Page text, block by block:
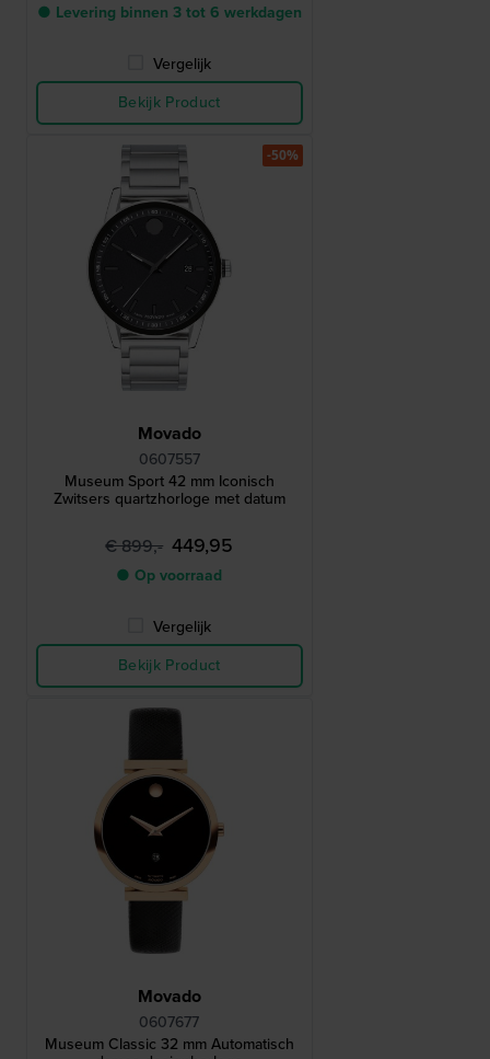
● Levering binnen 3 tot 6 werkdagen
Vergelijk
Bekijk Product
Movado
0607557
Museum Sport 42 mm Iconisch
Zwitsers quartzhorloge met datum
€ 899,- 449,95
● Op voorraad
Vergelijk
Bekijk Product
-50%
Movado
0607677
Museum Classic 32 mm Automatisch